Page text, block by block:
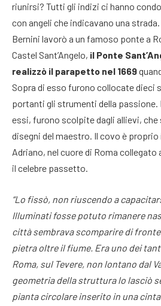
riunirsi? Tutti gli indizi ci hanno
con angeli che indicavano una
Bernini lavorò a un famoso ponte a
Castel Sant’Angelo, il Ponte
realizzò il parapetto nel 1669
Sopra di esso furono collocate dieci
portanti gli strumenti della passione.
essi, furono scolpite dagli allievi, che
disegni del maestro. Il covo è proprio
Adriano, nel cuore di Roma
il celebre passetto.
“Lo fissò, non riuscendo a
Illuminati fosse potuto rimanere
città sembrava scomparire di fronte
pietra oltre il fiume. Era uno dei
Roma, sul Tevere, non lontano dal
geometria della struttura lo lasciò
pianta circolare inserito in una